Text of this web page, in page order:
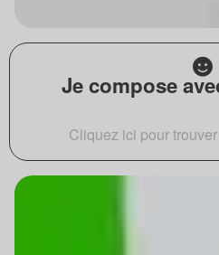
Je compose
Cliquez ici pour